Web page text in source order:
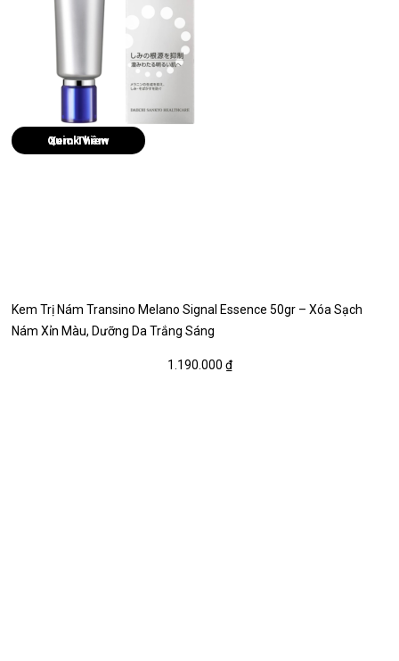
Quick View
Kem Trị Nám Transino Melano Signal Essence 50gr – Xóa Sạch
Nám Xỉn Màu, Dưỡng Da Trắng Sáng
1.190.000 ₫